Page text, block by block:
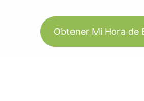
Obtener Mi Hora de